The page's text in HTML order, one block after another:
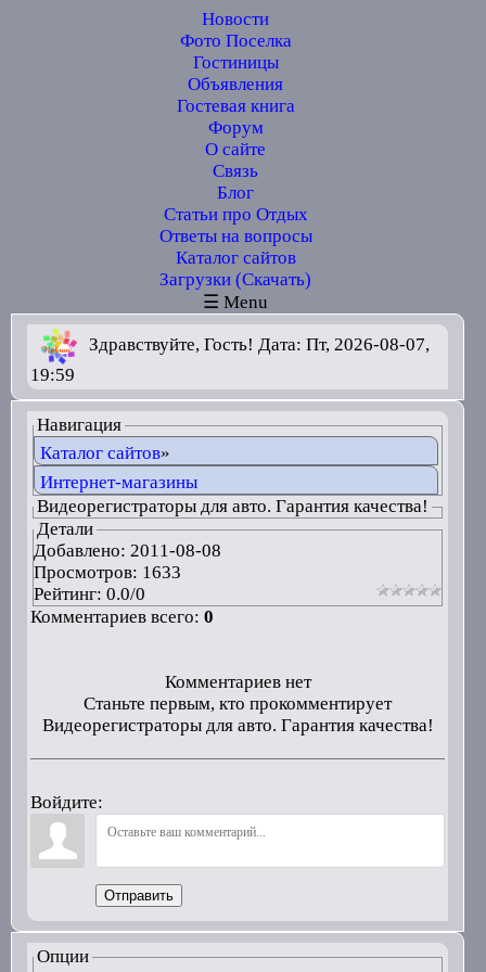
Новости
Фото Поселка
Гостиницы
Объявления
Гостевая книга
Форум
О сайте
Связь
Блог
Статьи про Отдых
Ответы на вопросы
Каталог сайтов
Загрузки (Скачать)
☰ Menu
Здравствуйте, Гость! Дата: Пт, 2026-08-07,
19:59
Навигация
Каталог сайтов»
Интернет-магазины
Видеорегистраторы для авто. Гарантия качества!
Детали
Добавлено: 2011-08-08
Просмотров: 1633
Рейтинг: 0.0/0
Комментариев всего: 0
Комментариев нет
Станьте первым, кто прокомментирует
Видеорегистраторы для авто. Гарантия качества!
Войдите:
Отправить
Опции